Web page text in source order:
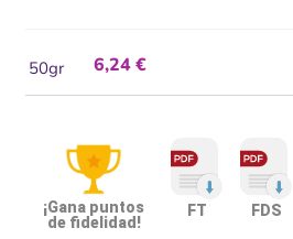
50gr 6,24 €
¡Gana puntos
de fidelidad!
FT FDS